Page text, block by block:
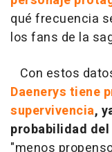
qué frecuencia
los fans de la
Con estos
Daenerys tiene
supervivencia,
probabilidad